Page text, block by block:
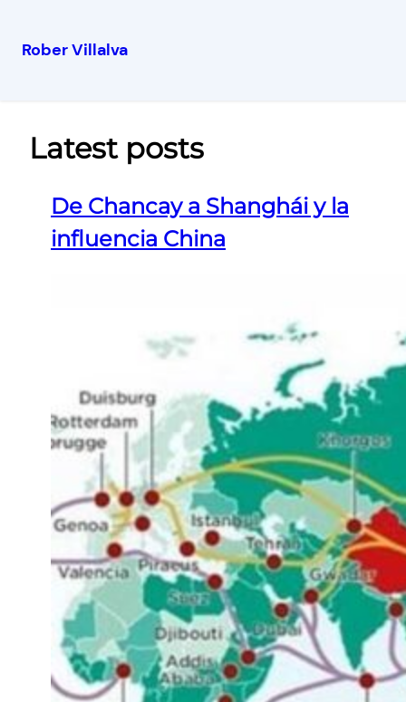
Rober Villalva
Latest posts
De Chancay a Shanghái y la
influencia China